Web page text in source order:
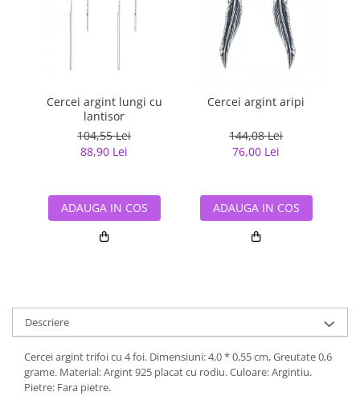
Cercei argint lungi cu
lantisor
104,55 Lei
88,90 Lei
ADAUGA IN COS
Cercei argint aripi
144,08 Lei
76,00 Lei
ADAUGA IN COS
Descriere
Cercei argint trifoi cu 4 foi. Dimensiuni: 4,0 * 0,55 cm, Greutate 0,6
grame. Material: Argint 925 placat cu rodiu. Culoare: Argintiu.
Pietre: Fara pietre.